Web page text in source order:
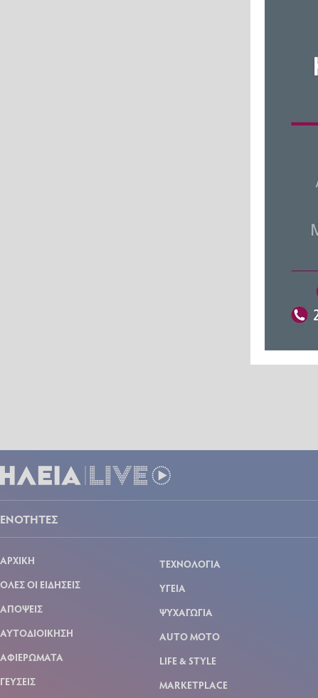
ΕΝΟΤΗΤΕΣ
ΑΡΧΙΚΗ
ΟΛΕΣ ΟΙ ΕΙΔΗΣΕΙΣ
ΑΠΟΨΕΙΣ
ΑΥΤΟΔΙΟΙΚΗΣΗ
ΑΦΙΕΡΩΜΑΤΑ
ΓΕΥΣΕΙΣ
ΤΕΧΝΟΛΟΓΙΑ
ΥΓΕΙΑ
ΨΥΧΑΓΩΓΙΑ
AUTO MOTO
LIFE & STYLE
MARKETPLACE